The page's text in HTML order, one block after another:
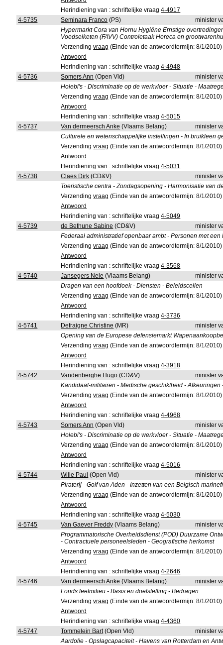
Herindiening van : schriftelijke vraag4-4917
4-5735
Seminara Franco (PS)
minister
Hypermarkt Cora van Hornu Hygiëne Ernstige
Voedselketen (FAVV) Controletaak Horeca en
Verzendingvraag (Einde van de antwoordtermijn: 8/1/2010)
Antwoord
Herindiening van : schriftelijke vraag4-4948
4-5736
Somers Ann (Open Vld)
minister
Holebi's - Discriminatie op de werkvloer - Situatie -
Verzendingvraag (Einde van de antwoordtermijn: 8/1/2010)
Antwoord
Herindiening van : schriftelijke vraag4-5015
4-5737
Van dermeersch Anke (Vlaams Belang)
minister
Culturele en wetenschappelijke instellingen - In bruikleen
Verzendingvraag (Einde van de antwoordtermijn: 8/1/2010)
Antwoord
Herindiening van : schriftelijke vraag4-5031
4-5738
Claes Dirk (CD&V)
minister
Toeristische centra - Zondagsopening - Harmonisatie van
Verzendingvraag (Einde van de antwoordtermijn: 8/1/2010)
Antwoord
Herindiening van : schriftelijke vraag4-5049
4-5739
de Bethune Sabine (CD&V)
minister
Federaal administratief openbaar ambt - Personen met
Verzendingvraag (Einde van de antwoordtermijn: 8/1/2010)
Antwoord
Herindiening van : schriftelijke vraag4-3568
4-5740
Jansegers Nele (Vlaams Belang)
minister
Dragen van een hoofdoek - Diensten - Beleidscellen
Verzendingvraag (Einde van de antwoordtermijn: 8/1/2010)
Antwoord
Herindiening van : schriftelijke vraag4-3736
4-5741
Defraigne Christine (MR)
minister
Opening van de Europese defensiemarkt
Verzendingvraag (Einde van de antwoordtermijn: 8/1/2010)
Antwoord
Herindiening van : schriftelijke vraag4-3918
4-5742
Vandenberghe Hugo (CD&V)
minister
Kandidaat-militairen - Medische geschiktheid -
Verzendingvraag (Einde van de antwoordtermijn: 8/1/2010)
Antwoord
Herindiening van : schriftelijke vraag4-4968
4-5743
Somers Ann (Open Vld)
minister
Holebi's - Discriminatie op de werkvloer - Situatie -
Verzendingvraag (Einde van de antwoordtermijn: 8/1/2010)
Antwoord
Herindiening van : schriftelijke vraag4-5016
4-5744
Wille Paul (Open Vld)
minister
Piraterij - Golf van Aden - Inzetten van een Belgisch
Verzendingvraag (Einde van de antwoordtermijn: 8/1/2010)
Antwoord
Herindiening van : schriftelijke vraag4-5030
4-5745
Van Gaever Freddy (Vlaams Belang)
minister
Programmatorische Overheidsdienst (POD) Duurzame
- Contractuele personeelsleden - Geografische herkomst
Verzendingvraag (Einde van de antwoordtermijn: 8/1/2010)
Antwoord
Herindiening van : schriftelijke vraag4-2646
4-5746
Van dermeersch Anke (Vlaams Belang)
minister
Fonds leefmilieu - Basis en doelstelling - Bedragen
Verzendingvraag (Einde van de antwoordtermijn: 8/1/2010)
Antwoord
Herindiening van : schriftelijke vraag4-4360
4-5747
Tommelein Bart(Open Vld)
minister
Aardolie - Opslagcapaciteit - Havens van Rotterdam en